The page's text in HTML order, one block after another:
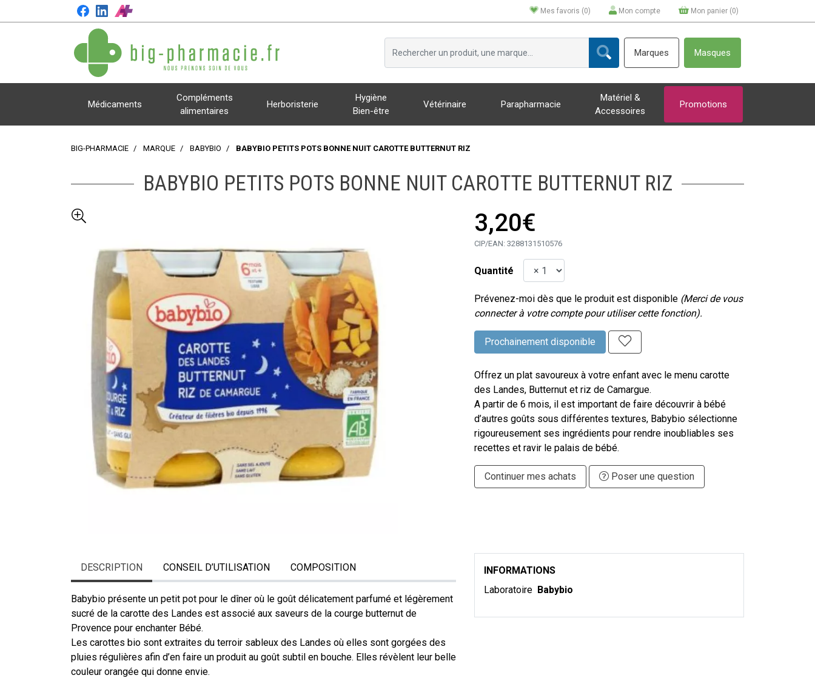
Mes favoris (0) Mon compte Mon panier (0)
Marques Masques
Médicaments
Compléments
alimentaires
Herboristerie
Hygiène
Bien-être
Vétérinaire Parapharmacie
Matériel &
Accessoires
Promotions
BIG-PHARMACIE MARQUE BABYBIO BABYBIO PETITS POTS BONNE NUIT CAROTTE BUTTERNUT RIZ
BABYBIO PETITS POTS BONNE NUIT CAROTTE BUTTERNUT RIZ
3,20€
CIP/EAN: 3288131510576
Quantité
Prévenez-moi dès que le produit est disponible (Merci de vous
connecter à votre compte pour utiliser cette fonction).
Prochainement disponible
Offrez un plat savoureux à votre enfant avec le menu carotte
des Landes, Butternut et riz de Camargue.
A partir de 6 mois, il est important de faire découvrir à bébé
d’autres goûts sous différentes textures, Babybio sélectionne
rigoureusement ses ingrédients pour rendre inoubliables ses
recettes et ravir le palais de bébé.
Continuer mes achats Poser une question
DESCRIPTION CONSEIL D’UTILISATION COMPOSITION
Babybio présente un petit pot pour le dîner où le goût délicatement parfumé et légèrement
sucré de la carotte des Landes est associé aux saveurs de la courge butternut de
Provence pour enchanter Bébé.
Les carottes bio sont extraites du terroir sableux des Landes où elles sont gorgées des
pluies régulières afin d’en faire un produit au goût subtil en bouche. Elles révèlent leur belle
couleur orangée qui donne envie.
INFORMATIONS
Laboratoire Babybio